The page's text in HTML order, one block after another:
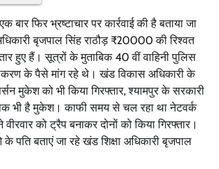
बार फिर भ्रष्टाचार पर कार्रवाई की है बताया जा
बृजपाल सिंह राठौड़ ₹20000 की रिश्वत
हुए हैं। सूत्रों के मुताबिक 40 वीं वाहिनी पुलिस
के पैसे मांग रहे थे। खंड विकास अधिकारी के
मुकेश को भी किया गिरफ्तार, श्यामपुर के सरकारी
भी है मुकेश। काफी समय से चल रहा था नेटवर्क
को ट्रैप बनाकर दोनों को किया गिरफ्तार।
पति बताएं जा रहे खंड शिक्षा अधिकारी बृजपाल